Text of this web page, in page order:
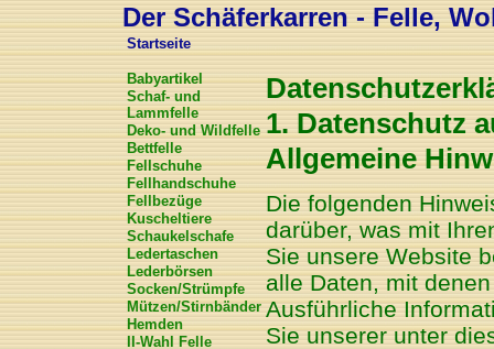
Der Schäferkarren - Felle,
Startseite
Babyartikel
Schaf- und
Lammfelle
Deko- und Wildfelle
Bettfelle
Fellschuhe
Fellhandschuhe
Fellbezüge
Kuscheltiere
Schaukelschafe
Ledertaschen
Lederbörsen
Socken/Strümpfe
Mützen/Stirnbänder
Hemden
II-Wahl Felle
1. Datenschutz
Allgemeine
Die folgenden
darüber, was mit
Sie unsere Website
alle Daten, mit
Ausführliche
Sie unserer unter